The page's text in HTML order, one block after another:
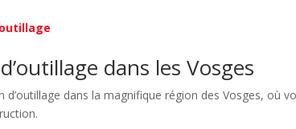
dans les Vosges
dans la magnifique région des Vosges, où